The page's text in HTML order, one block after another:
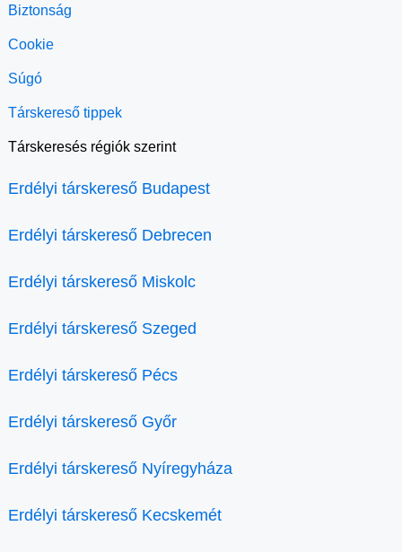
Biztonság
Cookie
Súgó
Társkereső tippek
Társkeresés régiók szerint
Erdélyi társkereső Budapest
Erdélyi társkereső Debrecen
Erdélyi társkereső Miskolc
Erdélyi társkereső Szeged
Erdélyi társkereső Pécs
Erdélyi társkereső Győr
Erdélyi társkereső Nyíregyháza
Erdélyi társkereső Kecskemét